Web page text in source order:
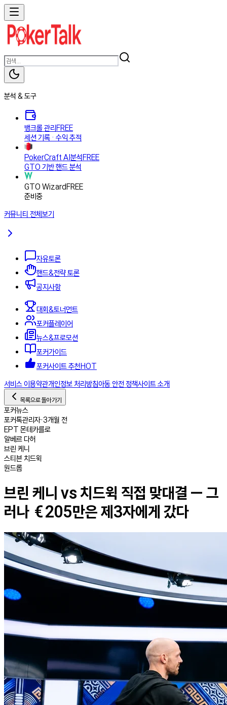
분석 & 도구
뱅크롤 관리FREE
세션 기록 · 수익 추적
PokerCraft AI분석FREE
GTO 기반 핸드 분석
GTO WizardFREE
준비중
커뮤니티 전체보기
자유토론
핸드&전략 토론
공지사항
대회&토너먼트
포커플레이어
뉴스&프로모션
포커가이드
포커사이트 추천HOT
서비스 이용약관개인정보 처리방침아동 안전 정책사이트 소개
목록으로 돌아가기
포커뉴스
포커톡관리자•3개월 전
EPT 몬테카를로
알베르 다허
브린 케니
스티븐 치드윅
원드롭
브린 케니 vs 치드윅 직접 맞대결 — 그
러나 €205만은 제3자에게 갔다